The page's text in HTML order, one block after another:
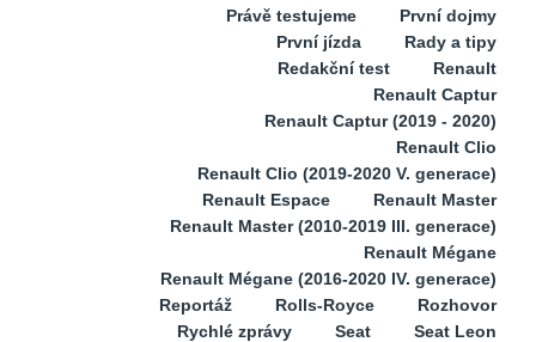
Právě testujeme
První dojmy
První jízda
Rady a tipy
Redakční test
Renault
Renault Captur
Renault Captur (2019 - 2020)
Renault Clio
Renault Clio (2019-2020 V. generace)
Renault Espace
Renault Master
Renault Master (2010-2019 III. generace)
Renault Mégane
Renault Mégane (2016-2020 IV. generace)
Reportáž
Rolls-Royce
Rozhovor
Rychlé zprávy
Seat
Seat Leon